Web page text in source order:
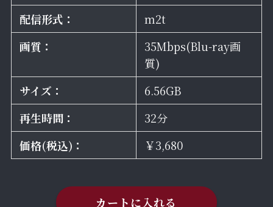
配信形式：
m2t
画質：
35Mbps(Blu-ray画
質)
サイズ：
6.56GB
再生時間：
32分
価格(税込)：
￥3,680
カートに入れる